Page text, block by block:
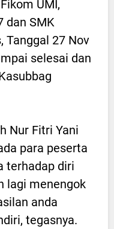
UMI,
dan SMK
Tanggal 27 Nov
selesai dan
Nur Fitri Yani
para peserta
terhadap diri
lagi menengok
anda
tegasnya.